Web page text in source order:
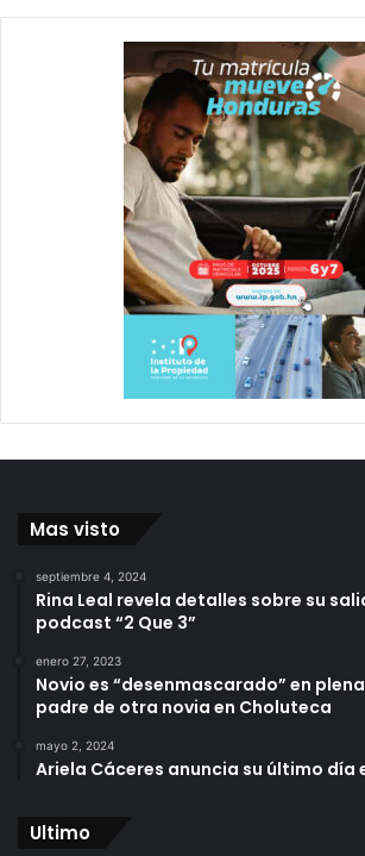
Mas visto
septiembre 4, 2024
Rina Leal revela detalles sobre su
podcast “2 Que 3”
enero 27, 2023
Novio es “desenmascarado” en
padre de otra novia en Choluteca
mayo 2, 2024
Ariela Cáceres anuncia su último día
Ultimo